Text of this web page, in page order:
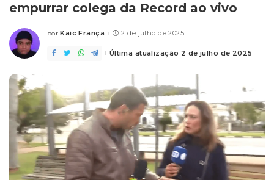
empurrar colega da Record ao vivo
Posted
por Kaic França 2 de julho de 2025
Última atualização 2 de julho de 2025